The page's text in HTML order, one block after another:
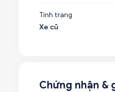
Tình trạng
Xe cũ
Chứng nhận &